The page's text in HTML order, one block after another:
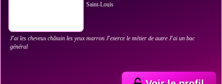
Saint-Louis
J'ai les cheveux châtain les yeux marron J'exerce le métier de autre J'ai un bac
général